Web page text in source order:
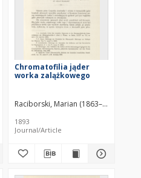
Chromatofilia jąder
worka zalążkowego
Raciborski, Marian (1863–1917)
1893
Journal/Article